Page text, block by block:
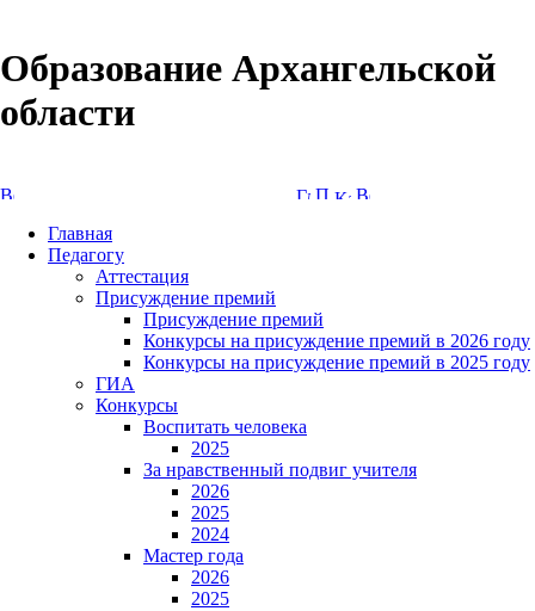
Образование Архангельской
области
Главная
Педагогу
Аттестация
Присуждение премий
Присуждение премий
Конкурсы на присуждение премий в 2026 году
Конкурсы на присуждение премий в 2025 году
ГИА
Конкурсы
Воспитать человека
2025
За нравственный подвиг учителя
2026
2025
2024
Мастер года
2026
2025